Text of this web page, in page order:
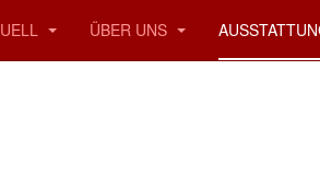
ÜBER UNS